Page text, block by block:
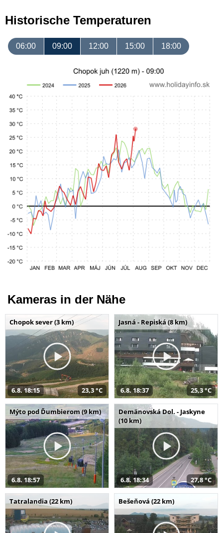
Historische Temperaturen
06:00 09:00 12:00 15:00 18:00
Kameras in der Nähe
Chopok sever (3 km)
6.8. 18:15 23,3 °C
Jasná - Repiská (8 km)
6.8. 18:37 25,3 °C
Mýto pod Ďumbierom (9 km)
6.8. 18:57
Demänovská Dol. - Jaskyne
(10 km)
6.8. 18:34 27,8 °C
Tatralandia (22 km) Bešeňová (22 km)